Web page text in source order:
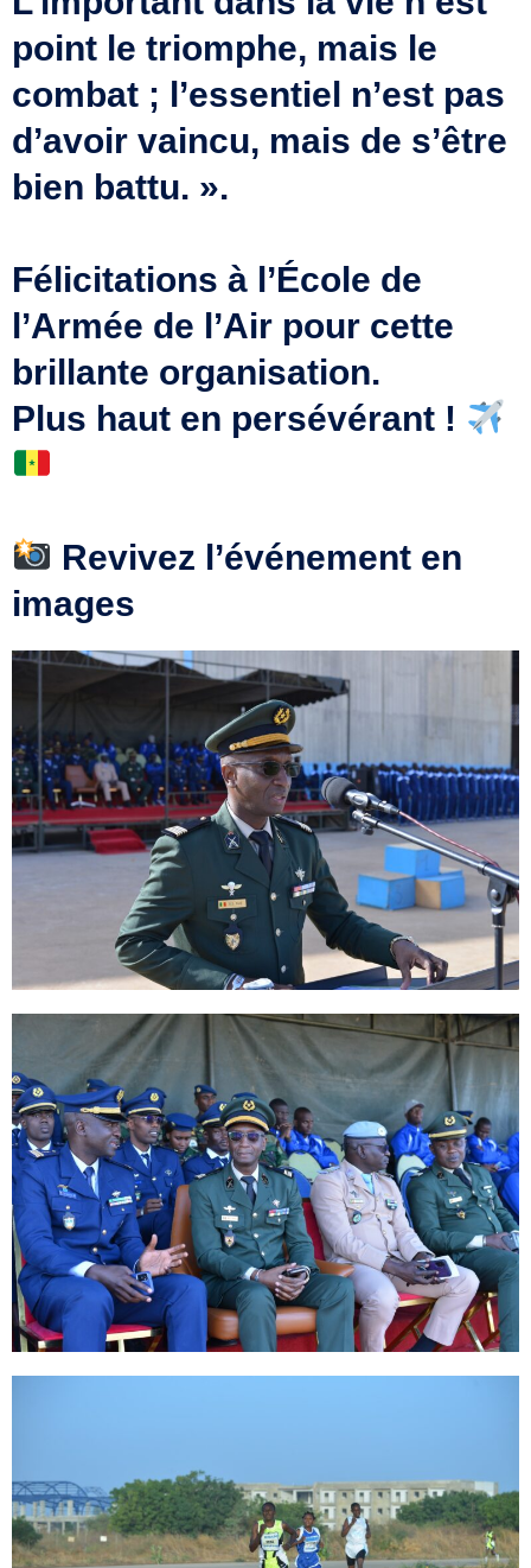
point le triomphe, mais le
combat ; l’essentiel n’est pas
d’avoir vaincu, mais de s’être
bien battu. ».
Félicitations à l’École de
l’Armée de l’Air pour cette
brillante organisation.
Plus haut en persévérant !
Revivez l’événement en
images